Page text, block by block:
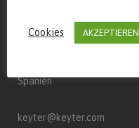
Keyter Technologies, S.L.
Landstraße A‑3132, km 15
Spanien
keyter@keyter.com
Cookies AKZEPTIEREN